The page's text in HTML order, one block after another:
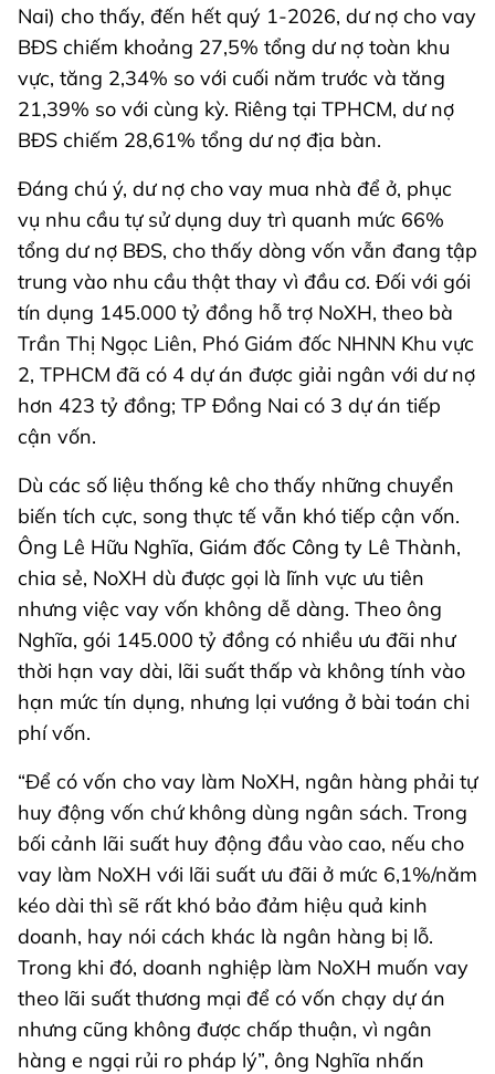
Nai) cho thấy, đến hết quý 1-2026, dư nợ cho vay
BĐS chiếm khoảng 27,5% tổng dư nợ toàn khu
vực, tăng 2,34% so với cuối năm trước và tăng
21,39% so với cùng kỳ. Riêng tại TPHCM, dư nợ
BĐS chiếm 28,61% tổng dư nợ địa bàn.
Đáng chú ý, dư nợ cho vay mua nhà để ở, phục
vụ nhu cầu tự sử dụng duy trì quanh mức 66%
tổng dư nợ BĐS, cho thấy dòng vốn vẫn đang tập
trung vào nhu cầu thật thay vì đầu cơ. Đối với gói
tín dụng 145.000 tỷ đồng hỗ trợ NoXH, theo bà
Trần Thị Ngọc Liên, Phó Giám đốc NHNN Khu vực
2, TPHCM đã có 4 dự án được giải ngân với dư nợ
hơn 423 tỷ đồng; TP Đồng Nai có 3 dự án tiếp
cận vốn.
Dù các số liệu thống kê cho thấy những chuyển
biến tích cực, song thực tế vẫn khó tiếp cận vốn.
Ông Lê Hữu Nghĩa, Giám đốc Công ty Lê Thành,
chia sẻ, NoXH dù được gọi là lĩnh vực ưu tiên
nhưng việc vay vốn không dễ dàng. Theo ông
Nghĩa, gói 145.000 tỷ đồng có nhiều ưu đãi như
thời hạn vay dài, lãi suất thấp và không tính vào
hạn mức tín dụng, nhưng lại vướng ở bài toán chi
phí vốn.
“Để có vốn cho vay làm NoXH, ngân hàng phải tự
huy động vốn chứ không dùng ngân sách. Trong
bối cảnh lãi suất huy động đầu vào cao, nếu cho
vay làm NoXH với lãi suất ưu đãi ở mức 6,1%/năm
kéo dài thì sẽ rất khó bảo đảm hiệu quả kinh
doanh, hay nói cách khác là ngân hàng bị lỗ.
Trong khi đó, doanh nghiệp làm NoXH muốn vay
theo lãi suất thương mại để có vốn chạy dự án
nhưng cũng không được chấp thuận, vì ngân
hàng e ngại rủi ro pháp lý”, ông Nghĩa nhấn